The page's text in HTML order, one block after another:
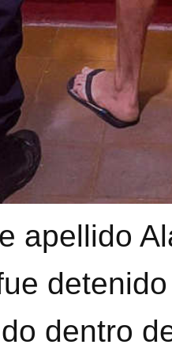
apellido
dentro